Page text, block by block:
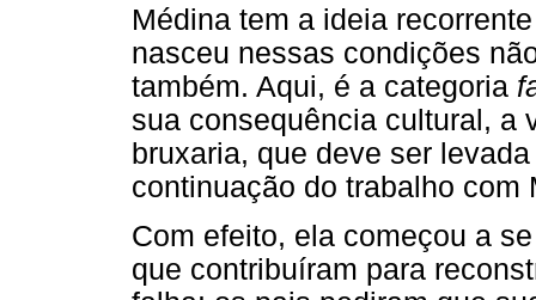
Médina tem a ideia
nasceu nessas condições
também. Aqui, é a categoria
sua consequência cultural, a
bruxaria, que deve ser
continuação do trabalho com
Com efeito, ela começou a
que contribuíram para